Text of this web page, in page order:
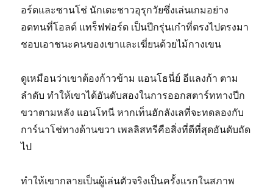
อร์ดและซานโช่ นักเตะชาวอุรุกวัยซึ่งเล่นเกมอย่าง
อดทนที่โอลด์ แทร็ฟฟอร์ด เป็นปีกรุ่นเก๋าที่ตรงไปตรงมา
ชอบเอาชนะคนของเขาและเฆี่ยนด้วยไม้กางเขน
ดูเหมือนว่าเขาต้องก้าวข้าม แอนโธนี่ย์ อีแลงก้า ตาม
ลำดับ ทำให้เขาได้อันดับสองในการออกสตาร์ททางปีก
ขวาตามหลัง แอนโทนี หากเท็นฮักลังเลที่จะทดลองกับ
การ์นาโช่ทางด้านขวา เพลลิสทรีคือสิ่งที่ดีที่สุดอันดับถัด
ไป
ทำให้เขากลายเป็นผู้เล่นตัวจริงเป็นครั้งแรกในสภาพ